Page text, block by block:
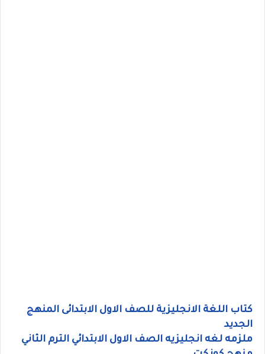
كتاب اللغة الانجليزية للصف الاول الابتدائى المنهج
الجديد
ملزمه لغه انجليزيه الصف الاول الابتدائي الترم الثاني